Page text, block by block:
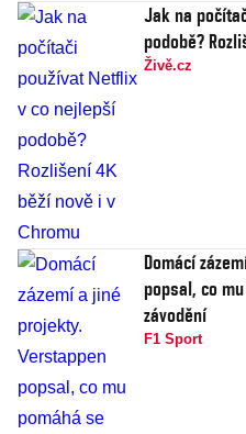
Jak na
podobě?
Živě.cz
Domácí
popsal, co
závodění
F1 Sport